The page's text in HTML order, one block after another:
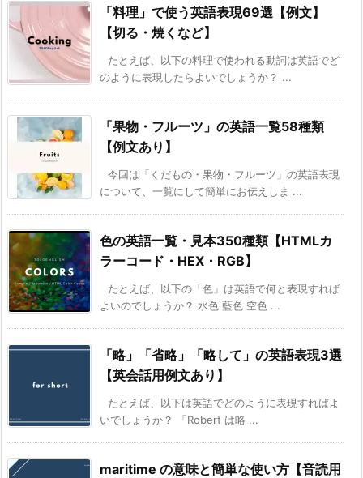
「料理」で使う英語表現69選【例文】
【切る・焼くなど】
たとえば、以下の料理で使われる動詞は英語でど
のように表現したらよいでしょうか？ ...
「果物・フルーツ」の英語一覧58種類
【例文あり】
今回は「くだもの・果物・フルーツ」の英語表現
について、一覧にして簡単にお伝えしま ...
色の英語一覧・見本350種類【HTMLカ
ラーコード・HEX・RGB】
たとえば、以下の「色」は英語で何と表現すれば
よいのでしょうか？ 水色 藍色 空色 ...
「略」「省略」「略して」の英語表現3選
【英会話用例文あり】
たとえば、以下は英語でどのように表現すればよ
いでしょうか？ 「Robert は略 ...
maritime の意味と簡単な使い方【音読用